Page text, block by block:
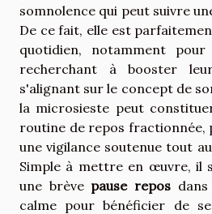
somnolence qui peut suivre
De ce fait, elle est
quotidien, notamment pour
recherchant à booster
s'alignant sur le concept de
la microsieste peut
routine de repos fractionnée,
une vigilance soutenue tout
Simple à mettre en œuvre, il
une brève pause repos
calme pour bénéficier de